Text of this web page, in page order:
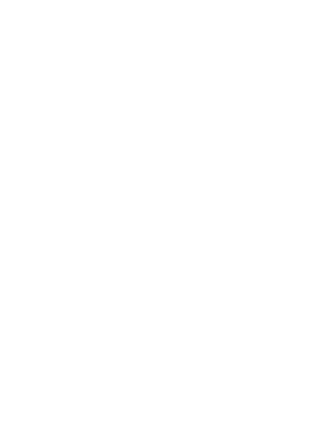
favoritos
favoritos